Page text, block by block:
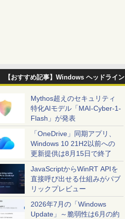
【おすすめ記事】Windows ヘッドライン
Mythos超えのセキュリティ
特化AIモデル「MAI-Cyber-1-
Flash」が発表
「OneDrive」同期アプリ、
Windows 10 21H2以前への
更新提供は8月15日で終了
JavaScriptからWinRT APIを
直接呼び出せる仕組みがパブ
リックプレビュー
2026年7月の「Windows
Update」～脆弱性は6月の約